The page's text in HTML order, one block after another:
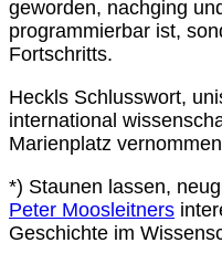
geworden, nachging
programmierbar ist,
Fortschritts.
Heckls Schlusswort,
international
Marienplatz
*) Staunen lassen,
Peter Moosleitners
Geschichte im